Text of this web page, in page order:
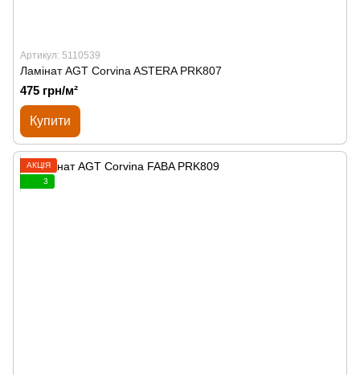
Артикул: 5110539
Ламінат AGT Corvina ASTERA PRK807
475 грн/м²
Купити
АКЦІЯ
3